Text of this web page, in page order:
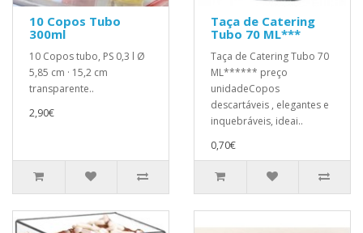
10 Copos Tubo
300ml
10 Copos tubo, PS 0,3 l Ø
5,85 cm · 15,2 cm
transparente..
2,90€
Taça de Catering
Tubo 70 ML***
Taça de Catering Tubo 70
ML****** preço
unidadeCopos
descartáveis ​, elegantes e
inquebráveis, ideai..
0,70€